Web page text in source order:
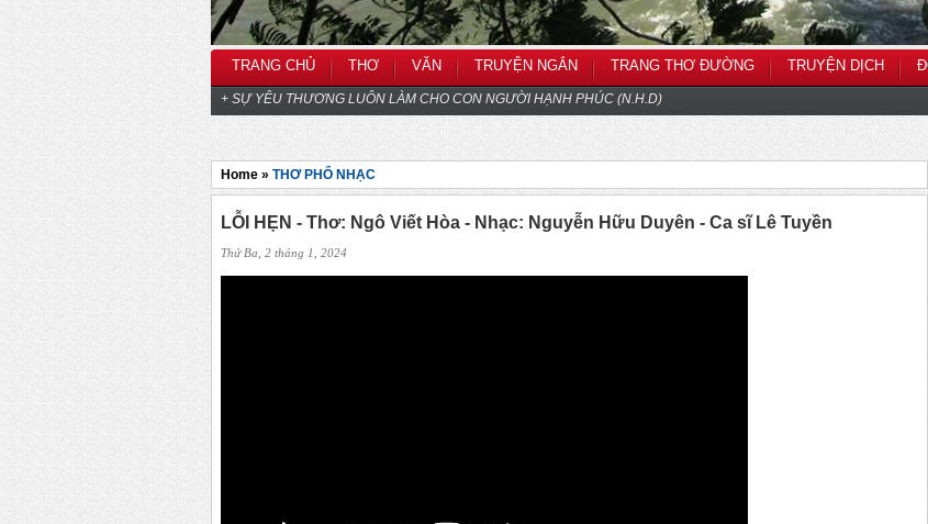
TRANG CHỦ THƠ VĂN TRUYỆN NGẮN TRANG THƠ ĐƯỜNG TRUYỆN DỊCH
+ SỰ YÊU THƯƠNG LUÔN LÀM CHO CON NGƯỜI HẠNH PHÚC (N.H.D)
Home » THƠ PHỔ NHẠC
LỖI HẸN - Thơ: Ngô Viết Hòa - Nhạc: Nguyễn Hữu Duyên - Ca sĩ Lê Tuyền
Thứ Ba, 2 tháng 1, 2024